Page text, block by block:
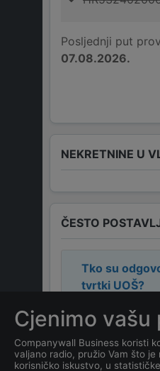
Posljednji put
07.08.2026.
NEKRETNINE U
ČESTO
Tko su
tvrtki UOŠ?
Odgovorne
PETAR
Cjenimo
Companywall Business koristi
valjano radio, pružio Vam što
korisničko iskustvo, u